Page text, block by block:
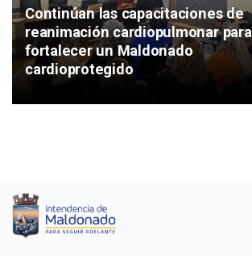
Continúan las capacitaciones de
reanimación cardiopulmonar para
fortalecer un Maldonado
cardioprotegido